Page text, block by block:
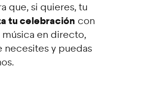
que, si quieres, tu
tu celebración con
en directo,
y puedas